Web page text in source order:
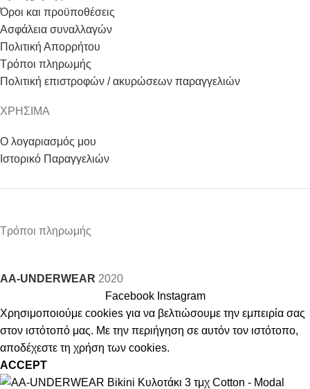
Όροι και προϋποθέσεις
Ασφάλεια συναλλαγών
Πολιτική Απορρήτου
Τρόποι πληρωμής
Πολιτική επιστροφών / ακυρώσεων παραγγελιών
ΧΡΗΣΙΜΑ
Ο λογαριασμός μου
Ιστορικό Παραγγελιών
Τρόποι πληρωμής
AA-UNDERWEAR 2020
Facebook Instagram
Χρησιμοποιούμε cookies για να βελτιώσουμε την εμπειρία σας
στον ιστότοπό μας. Με την περιήγηση σε αυτόν τον ιστότοπο,
αποδέχεστε τη χρήση των cookies.
ACCEPT